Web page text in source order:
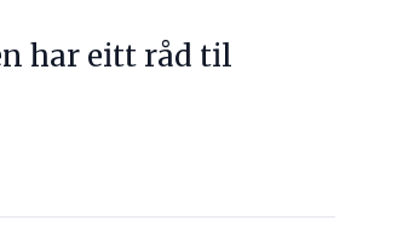
har eitt råd til